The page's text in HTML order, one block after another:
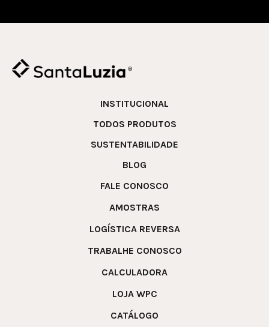
INSTITUCIONAL
TODOS PRODUTOS
SUSTENTABILIDADE
BLOG
FALE CONOSCO
AMOSTRAS
LOGÍSTICA REVERSA
TRABALHE CONOSCO
CALCULADORA
LOJA WPC
CATÁLOGO